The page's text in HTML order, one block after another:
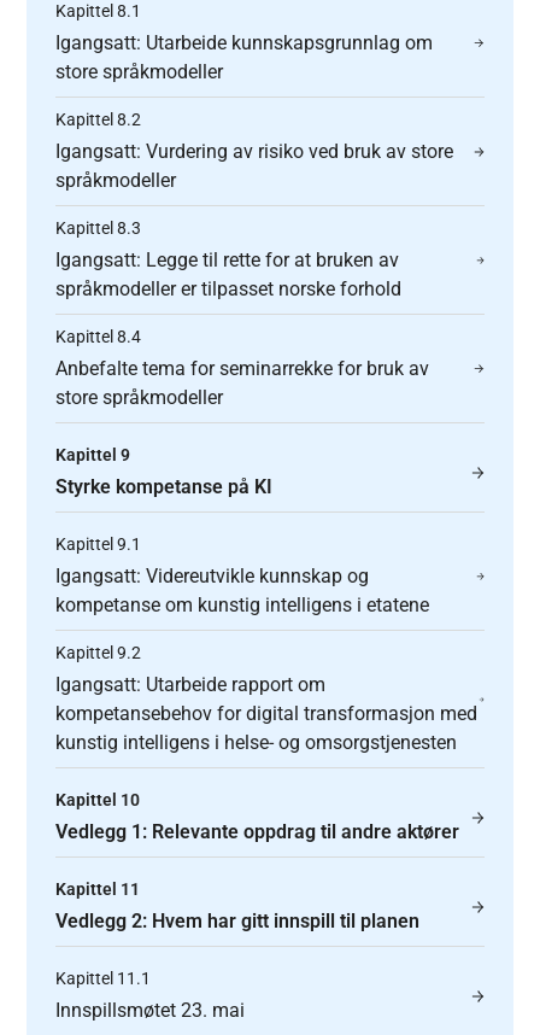
Kapittel 8.1
Igangsatt: Utarbeide kunnskapsgrunnlag om
store språkmodeller
Kapittel 8.2
Igangsatt: Vurdering av risiko ved bruk av store
språkmodeller
Kapittel 8.3
Igangsatt: Legge til rette for at bruken av
språkmodeller er tilpasset norske forhold
Kapittel 8.4
Anbefalte tema for seminarrekke for bruk av
store språkmodeller
Kapittel 9
Styrke kompetanse på KI
Kapittel 9.1
Igangsatt: Videreutvikle kunnskap og
kompetanse om kunstig intelligens i etatene
Kapittel 9.2
Igangsatt: Utarbeide rapport om
kompetansebehov for digital transformasjon med
kunstig intelligens i helse- og omsorgstjenesten
Kapittel 10
Vedlegg 1: Relevante oppdrag til andre aktører
Kapittel 11
Vedlegg 2: Hvem har gitt innspill til planen
Kapittel 11.1
Innspillsmøtet 23. mai